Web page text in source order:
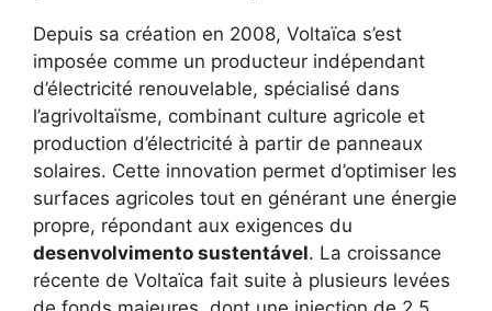
Depuis sa création en 2008, Voltaïca s’est
imposée comme un producteur indépendant
d’électricité renouvelable, spécialisé dans
l’agrivoltaïsme, combinant culture agricole et
production d’électricité à partir de panneaux
solaires. Cette innovation permet d’optimiser les
surfaces agricoles tout en générant une énergie
propre, répondant aux exigences du
desenvolvimento sustentável. La croissance
récente de Voltaïca fait suite à plusieurs levées